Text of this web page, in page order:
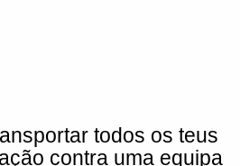
todos os teus
contra uma equipa